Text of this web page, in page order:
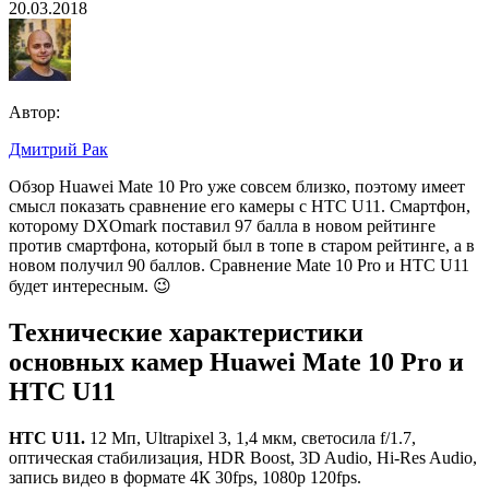
20.03.2018
Автор:
Дмитрий Рак
Сравнение
камер
Huawei
Mate
Pro
и
HTC
U11
Обзор Huawei Mate 10 Pro уже совсем близко, поэтому имеет
смысл показать сравнение его камеры с HTC U11. Смартфон,
которому DXOmark поставил 97 балла в новом рейтинге
против смартфона, который был в топе в старом рейтинге, а в
новом получил 90 баллов. Сравнение Mate 10 Pro и HTC U11
будет интересным. 😉
Технические характеристики
основных камер Huawei Mate 10 Pro и
HTC U11
HTC U11. 12 Мп, Ultrapixel 3, 1,4 мкм, светосила f/1.7,
оптическая стабилизация, HDR Boost, 3D Audio, Hi-Res Audio,
запись видео в формате 4К 30fps, 1080p 120fps.